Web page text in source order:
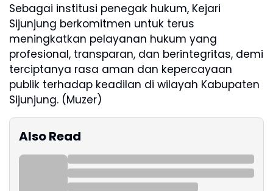
Sebagai institusi penegak hukum, Kejari
Sijunjung berkomitmen untuk terus
meningkatkan pelayanan hukum yang
profesional, transparan, dan berintegritas, demi
terciptanya rasa aman dan kepercayaan
publik terhadap keadilan di wilayah Kabupaten
Sijunjung. (Muzer)
Also Read